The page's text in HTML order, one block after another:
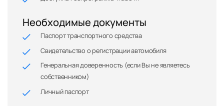
Необходимые документы
Паспорт транспортного средства
Свидетельство о регистрации автомобиля
Генеральная доверенность (если Вы не являетесь
собственником)
Личный паспорт